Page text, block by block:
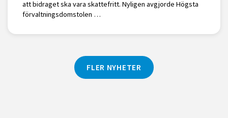
att bidraget ska vara skattefritt. Nyligen avgjorde Högsta
förvaltningsdomstolen …
FLER NYHETER